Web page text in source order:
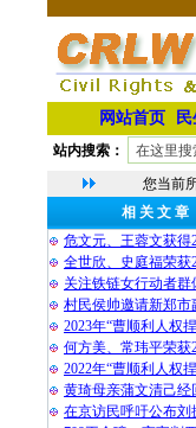
网站首页
站内搜索：
您当前
相 关 文 章
危文元、王蓉文获得
全世欣、史庭福荣获
关注铁链女行动者群
村民侯帅邀请新郑市
2023年“曹顺利人权
何方美、常玮平荣获
2022年“曹顺利人权
黄琦母亲蒲文清己经
在京访民呼吁公布刘